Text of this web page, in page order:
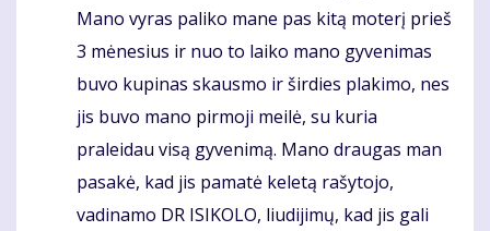
Mano vyras paliko mane pas kitą moterį prieš
3 mėnesius ir nuo to laiko mano gyvenimas
buvo kupinas skausmo ir širdies plakimo, nes
jis buvo mano pirmoji meilė, su kuria
praleidau visą gyvenimą. Mano draugas man
pasakė, kad jis pamatė keletą rašytojo,
vadinamo DR ISIKOLO, liudijimų, kad jis gali